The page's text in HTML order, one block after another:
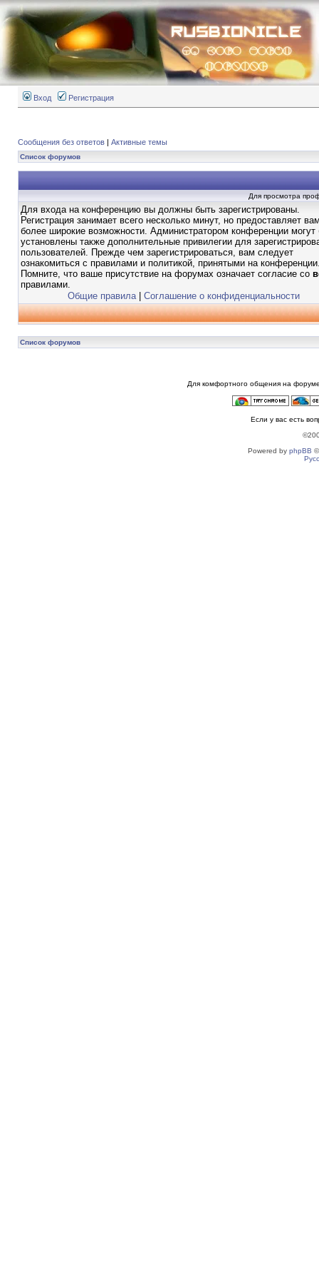
Вход Регистрация
Сообщения без ответов | Активные темы
Список форумов
Для просмотра
Для входа на конференцию вы должны быть зарегистрированы.
Регистрация занимает всего несколько минут, но предоставляет
более широкие возможности. Администратором конференции могут
установлены также дополнительные привилегии для
пользователей. Прежде чем зарегистрироваться, вам следует
ознакомиться с правилами и политикой, принятыми на
Помните, что ваше присутствие на форумах означает согласие со
правилами.
Общие правила| Соглашение о конфиденциальности
Список форумов
Для комфортного общения на
Если у вас есть
Powered by phpBB